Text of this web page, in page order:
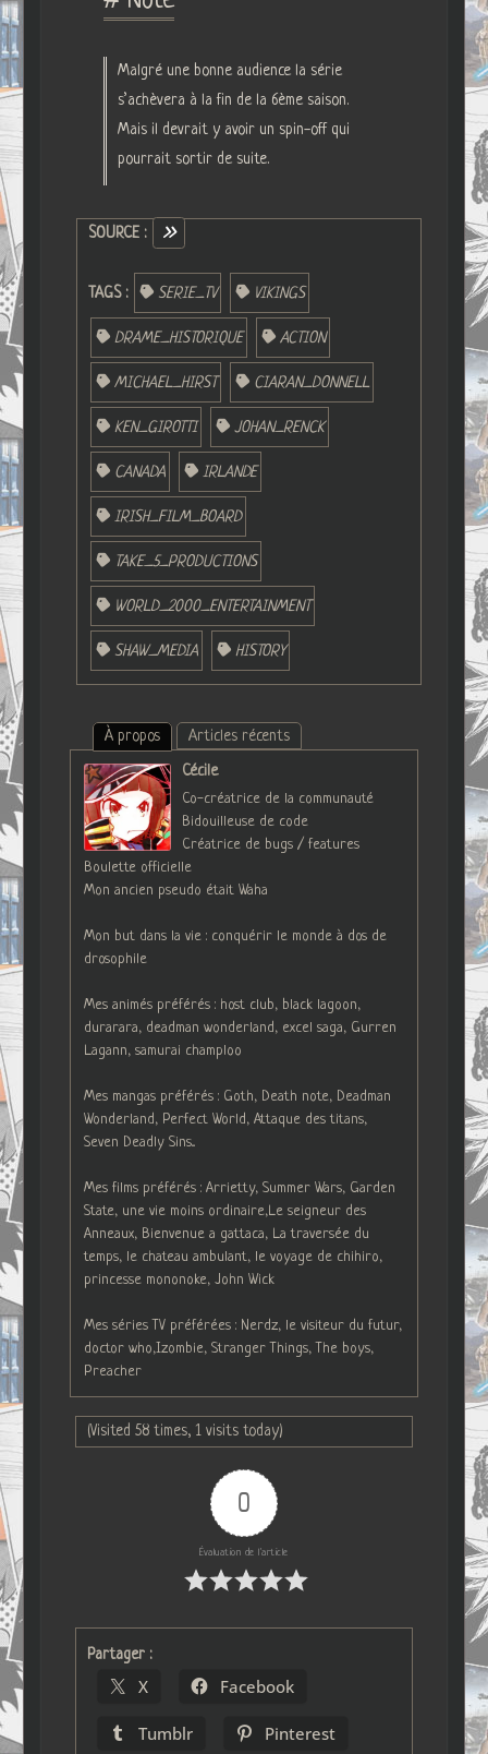
Malgré une bonne audience la série
s’achèvera à la fin de la 6ème saison.
Mais il devrait y avoir un spin-off qui
pourrait sortir de suite.
SOURCE :
TAGS : SERIE_TV VIKINGS
DRAME_HISTORIQUE ACTION
MICHAEL_HIRST CIARAN_DONNELL
KEN_GIROTTI JOHAN_RENCK
CANADA IRLANDE
IRISH_FILM_BOARD
TAKE_5_PRODUCTIONS
WORLD_2000_ENTERTAINMENT
SHAW_MEDIA HISTORY
À propos
Articles récents
Cécile
Co-créatrice de la communauté
Bidouilleuse de code
Créatrice de bugs / features
Boulette officielle
Mon ancien pseudo était Waha
Mon but dans la vie : conquérir le monde à dos de
drosophile
Mes animés préférés : host club, black lagoon,
durarara, deadman wonderland, excel saga, Gurren
Lagann, samurai champloo
Mes mangas préférés : Goth, Death note, Deadman
Wonderland, Perfect World, Attaque des titans,
Seven Deadly Sins...
Mes films préférés : Arrietty, Summer Wars, Garden
State, une vie moins ordinaire,Le seigneur des
Anneaux, Bienvenue a gattaca, La traversée du
temps, le chateau ambulant, le voyage de chihiro,
princesse mononoke, John Wick
Mes séries TV préférées : Nerdz, le visiteur du futur,
doctor who,Izombie, Stranger Things, The boys,
Preacher
(Visited 58 times, 1 visits today)
0
Évaluation de l'article
Partager :
X Facebook
Tumblr Pinterest